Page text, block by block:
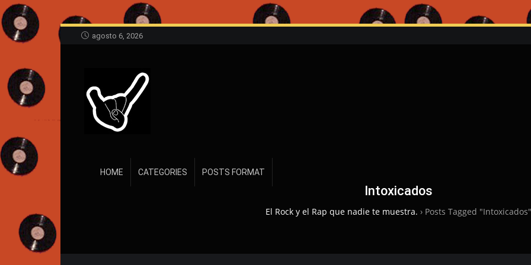
agosto 6, 2026
HOME CATEGORIES POSTS FORMAT
Intoxicados
El Rock y el Rap que nadie te muestra. › Posts Tagged "Intoxicados"